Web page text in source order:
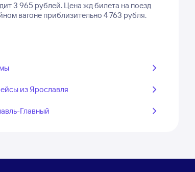
3 965 рублей. Цена жд билета на поезд
вагоне приблизительно 4 763 рубля.
из Ярославля
Главный